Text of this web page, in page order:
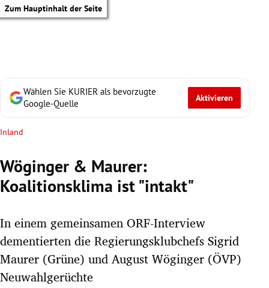
Zum Hauptinhalt der Seite
Untermenü
Untermenü
Wählen Sie KURIER als bevorzugte
Google-Quelle
Aktivieren
Inland
Wöginger & Maurer:
Koalitionsklima ist "intakt"
In einem gemeinsamen ORF-Interview
dementierten die Regierungsklubchefs Sigrid
Maurer (Grüne) und August Wöginger (ÖVP)
Neuwahlgerüchte